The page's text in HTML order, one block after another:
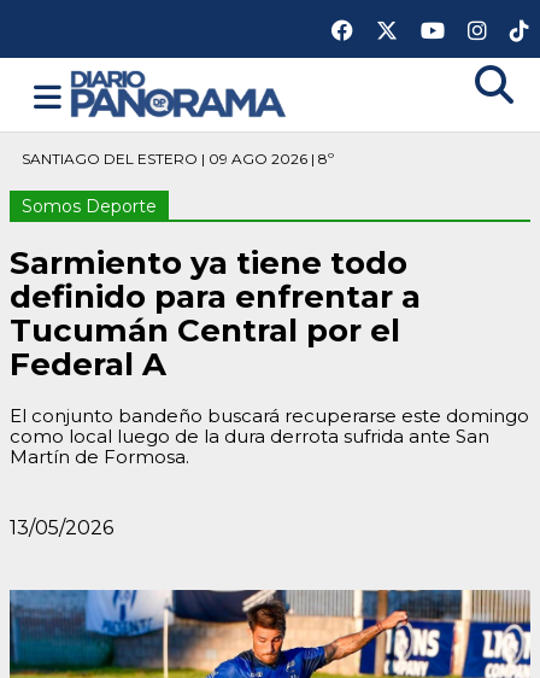
SANTIAGO DEL ESTERO | 09 AGO 2026 | 8º
Somos Deporte
Sarmiento ya tiene todo
definido para enfrentar a
Tucumán Central por el
Federal A
El conjunto bandeño buscará recuperarse este domingo
como local luego de la dura derrota sufrida ante San
Martín de Formosa.
13/05/2026